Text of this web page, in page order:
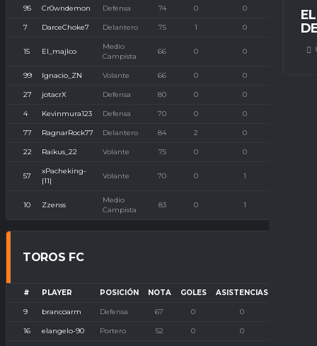
95 Cr0wndemon Defensa 74 0 0 0
7 DarceChoke7 Delantero 75 1 0 0
15 El_majIco
Medio
Campista
66 0 0
99 Ignacio_ZN Volante 66 0 0
27 jotacrX Defensa 80 0 0
4 Kevinmura123 Defensa 70 0 0
77 RagnarRock77 Delantero 84 2 0
22 Raikus_22 Volante 75 0 0
57
xPacheking-
|11|
Volante 70 0 1
10 Zzenss
Medio
Campista
83 0 1
TOROS FC
# PLAYER POSICIÓN NOTA GOLES ASISTENCIAS
9 brancoarm Defensa 67 0 0
16 elangelo-90 Portero 52 0 0